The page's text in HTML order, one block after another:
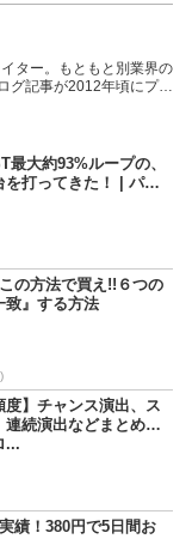
ター。もともと別業界の
グ記事が2012年頃にプチ
っち方面が多め。
最大約93%ループの、
を打ってきた！ | パチ
の方法で買え!!６つの
致』する方法
度】チャンス演出、ス
連続演出などまとめ
...
績！380円で5日間お